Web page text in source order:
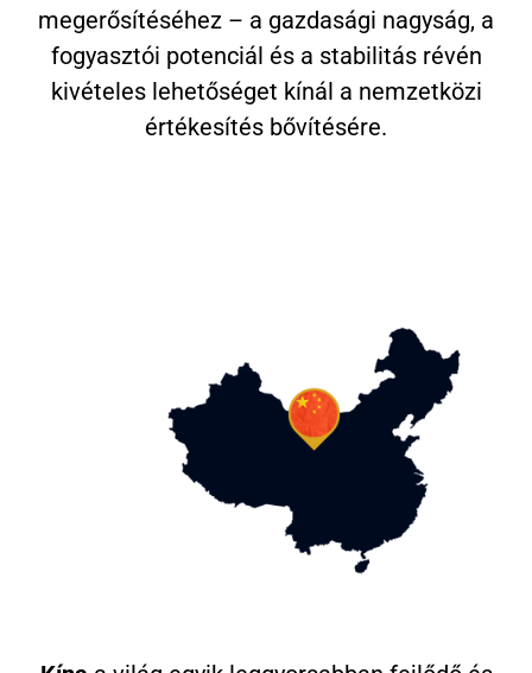
megerősítéséhez – a gazdasági nagyság, a
fogyasztói potenciál és a stabilitás révén
kivételes lehetőséget kínál a nemzetközi
értékesítés bővítésére.